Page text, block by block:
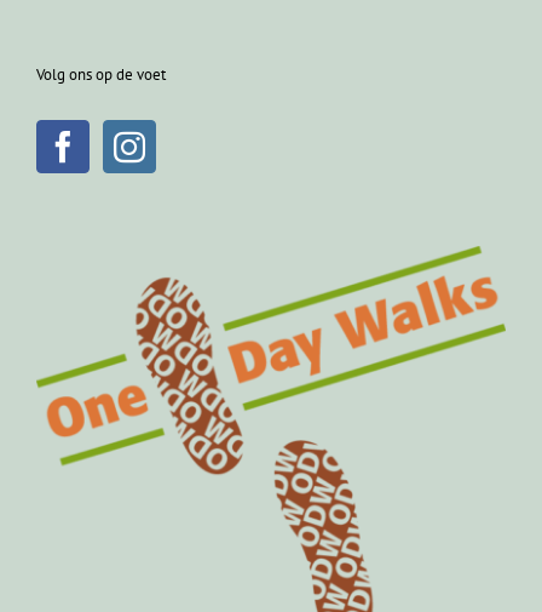
Volg ons op de voet